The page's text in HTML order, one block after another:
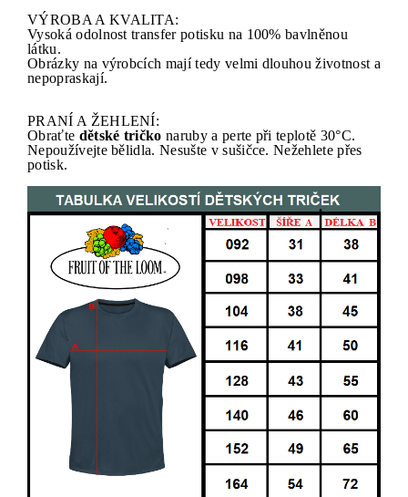
VÝROBA A KVALITA:
Vysoká odolnost transfer potisku na 100% bavlněnou
látku.
Obrázky na výrobcích mají tedy velmi dlouhou životnost a
nepopraskají.
PRANÍ A ŽEHLENÍ:
Obraťte dětské tričko naruby a perte při teplotě 30°C.
Nepoužívejte bělidla. Nesušte v sušičce. Nežehlete přes
potisk.